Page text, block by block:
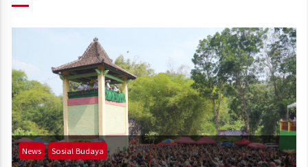
News Sosial Budaya